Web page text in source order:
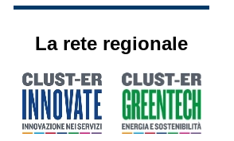
La rete regionale